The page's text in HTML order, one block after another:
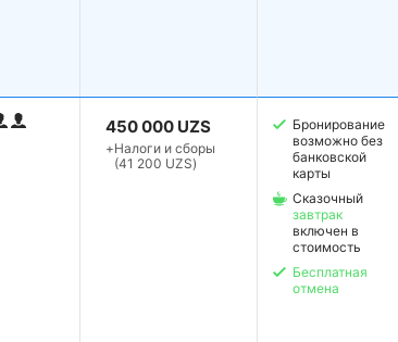
450 000 UZS
+Налоги и сборы
(41 200 UZS)
Бронирование
возможно без
банковской
карты
Сказочный
завтрак
включен в
стоимость
Бесплатная
отмена